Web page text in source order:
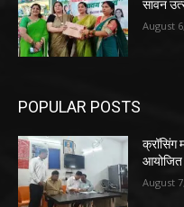
सावन
August
POPULAR POSTS
क्रॉसिंग
आयोजित
August